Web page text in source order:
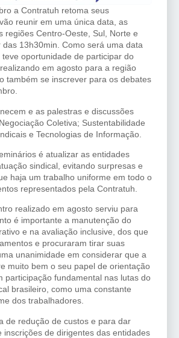
a Contratuh retoma seus
reunir em uma única data, as
regiões Centro-Oeste, Sul, Norte e
das 13h30min. Como será uma data
oportunidade de participar do
em agosto para a região
também se inscrever para os debates
e as palestras e discussões
Coletiva; Sustentabilidade
e Tecnologias de Informação.
é atualizar as entidades
sindical, evitando surpresas e
haja um trabalho uniforme em todo o
representados pela Contratuh.
realizado em agosto serviu para
é importante a manutenção do
e na avaliação inclusive, dos que
e procuraram tirar suas
unanimidade em considerar que a
muito bem o seu papel de orientação
participação fundamental nas lutas do
brasileiro, como uma constante
dos trabalhadores.
de redução de custos e para dar
inscrições de dirigentes das entidades